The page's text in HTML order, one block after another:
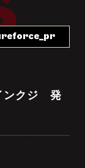
ンクジ 発